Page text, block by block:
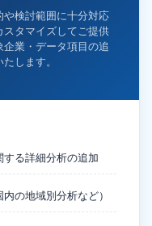
検討範囲に十分対応
タマイズしてご提供
業・データ項目の追
します。
る詳細分析の追加
の地域別分析など）